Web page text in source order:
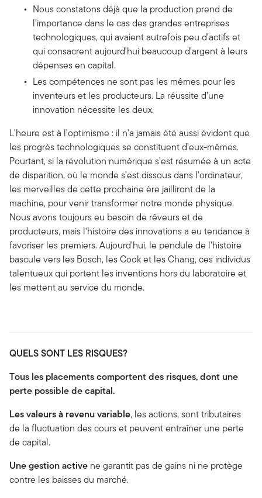
Nous constatons déjà que la production prend de
l'importance dans le cas des grandes entreprises
technologiques, qui avaient autrefois peu d'actifs et
qui consacrent aujourd'hui beaucoup d'argent à leurs
dépenses en capital.
Les compétences ne sont pas les mêmes pour les
inventeurs et les producteurs. La réussite d’une
innovation nécessite les deux.
L'heure est à l'optimisme : il n'a jamais été aussi évident que
les progrès technologiques se constituent d’eux-mêmes.
Pourtant, si la révolution numérique s’est résumée à un acte
de disparition, où le monde s'est dissous dans l'ordinateur,
les merveilles de cette prochaine ère jailliront de la
machine, pour venir transformer notre monde physique.
Nous avons toujours eu besoin de rêveurs et de
producteurs, mais l‘histoire des innovations a eu tendance à
favoriser les premiers. Aujourd'hui, le pendule de l'histoire
bascule vers les Bosch, les Cook et les Chang, ces individus
talentueux qui portent les inventions hors du laboratoire et
les mettent au service du monde.
QUELS SONT LES RISQUES?
Tous les placements comportent des risques, dont une
perte possible de capital.
Les valeurs à revenu variable, les actions, sont tributaires
de la fluctuation des cours et peuvent entraîner une perte
de capital.
Une gestion active ne garantit pas de gains ni ne protège
contre les baisses du marché.